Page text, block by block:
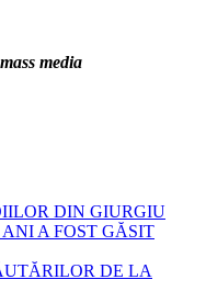
media
DIN GIURGIU
A FOST GĂSIT
DE LA